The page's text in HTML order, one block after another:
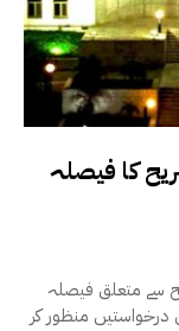
63 اے کی تشریح کا فیصلہ
آرٹیکل 63 اے کی تشریح سے متعلق فیصلہ
درخواستیں منظور کر